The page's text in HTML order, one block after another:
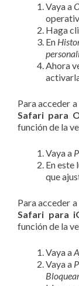
Vaya a
Haga
En
Ahora
Para acceder
Safari para
función de la
Vaya a
En este
que
Para acceder
Safari para
función de la
Vaya a
Vaya a